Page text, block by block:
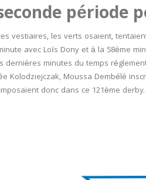
période
vestiaires, les verts osaient,
avec Loïs Dony et à la 58ème
dernières minutes du temps
Kolodziejczak, Moussa Dembélé
donc dans ce 121ème derby.